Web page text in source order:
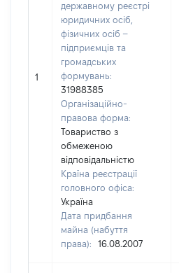
1
державному реєстрі
юридичних осіб,
фізичних осіб –
підприємців та
громадських
формувань:
31988385
Організаційно-
правова форма:
Товариство з
обмеженою
відповідальністю
Країна реєстрації
головного офіса:
Україна
Дата придбання
майна (набуття
права):
16.08.2007